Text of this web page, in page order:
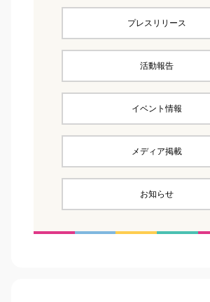
プレスリリース
活動報告
イベント情報
メディア掲載
お知らせ